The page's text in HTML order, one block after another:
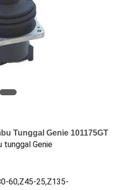
Tunggal Genie 101175GT
tunggal Genie
60,Z45-25,Z135-